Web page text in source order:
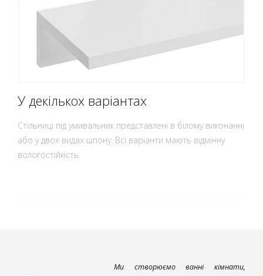
У декількох варіантах
Стільниці під умивальник представлені в білому виконанні
або у двох видах шпону. Всі варіанти мають відмінну
вологостійкість.
Ми створюємо ванні кімнати,